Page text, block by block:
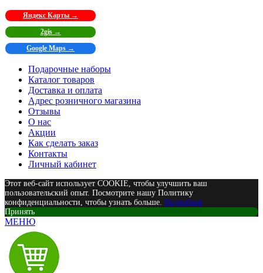
Яндекс Карты →
2gis →
Google Maps →
Подарочные наборы
Каталог товаров
Доставка и оплата
Адрес розничного магазина
Отзывы
О нас
Акции
Как сделать заказ
Контакты
Личный кабинет
Этот веб-сайт использует COOKIE, чтобы улучшить ваш
пользовательский опыт. Посмотрите нашу Политику
конфиденциальности, чтобы узнать больше. Подробнее
Принять
МЕНЮ